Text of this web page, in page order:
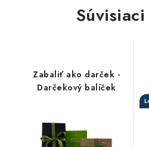
Zabaliť ako darček -
Darčekový balíček